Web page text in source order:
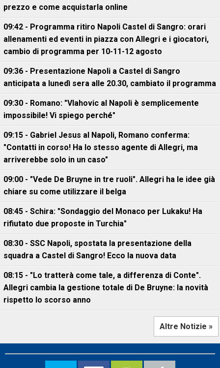
prezzo e come acquistarla online
09:42 - Programma ritiro Napoli Castel di Sangro: orari
allenamenti ed eventi in piazza con Allegri e i giocatori,
cambio di programma per 10-11-12 agosto
09:36 - Presentazione Napoli a Castel di Sangro
anticipata a lunedì sera alle 20.30, cambiato il programma
09:30 - Romano: "Vlahovic al Napoli è semplicemente
impossibile! Vi spiego perché"
09:15 - Gabriel Jesus al Napoli, Romano conferma:
"Contatti in corso! Ha lo stesso agente di Allegri, ma
arriverebbe solo in un caso"
09:00 - "Vede De Bruyne in tre ruoli". Allegri ha le idee già
chiare su come utilizzare il belga
08:45 - Schira: "Sondaggio del Monaco per Lukaku! Ha
rifiutato due proposte in Turchia"
08:30 - SSC Napoli, spostata la presentazione della
squadra a Castel di Sangro! Ecco la nuova data
08:15 - "Lo tratterà come tale, a differenza di Conte".
Allegri cambia la gestione totale di De Bruyne: la novità
rispetto lo scorso anno
Altre Notizie »